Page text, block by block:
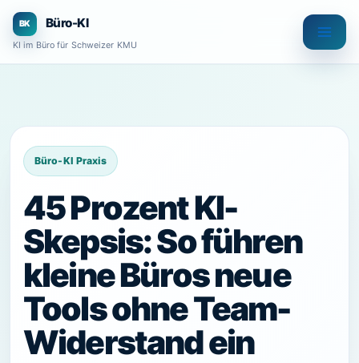
Zum
Inhalt
springen
Büro-KI
KI im Büro für Schweizer KMU
45 Prozent KI-
Skepsis: So führen
kleine Büros neue
Tools ohne Team-
Widerstand ein